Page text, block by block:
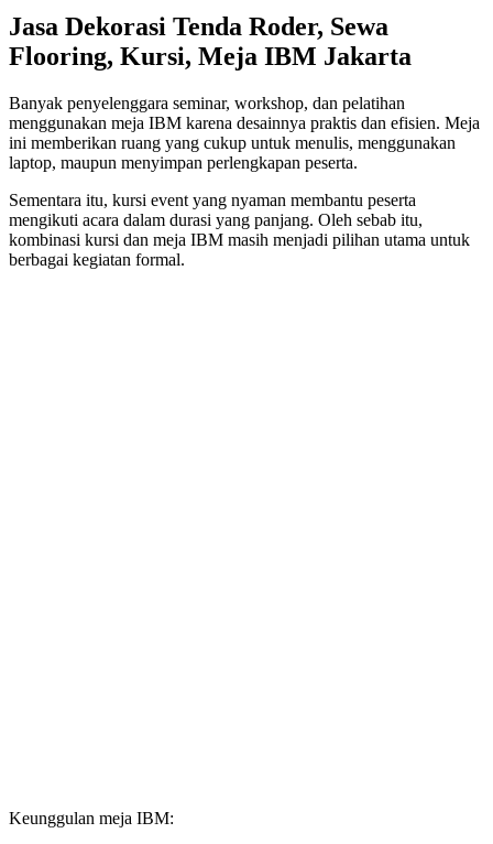
Jasa Dekorasi Tenda Roder, Sewa
Flooring, Kursi, Meja IBM Jakarta
Banyak penyelenggara seminar, workshop, dan pelatihan
menggunakan meja IBM karena desainnya praktis dan efisien. Meja
ini memberikan ruang yang cukup untuk menulis, menggunakan
laptop, maupun menyimpan perlengkapan peserta.
Sementara itu, kursi event yang nyaman membantu peserta
mengikuti acara dalam durasi yang panjang. Oleh sebab itu,
kombinasi kursi dan meja IBM masih menjadi pilihan utama untuk
berbagai kegiatan formal.
Keunggulan meja IBM: